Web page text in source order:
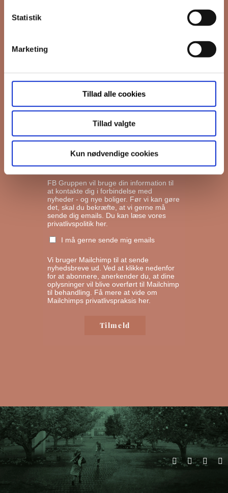
Statistik
Marketing
Tillad alle cookies
Tillad valgte
Kun nødvendige cookies
Interesseret i
Ejerboliger
Lejeboliger
Andelsboliger
Markedsføringstilladelse
FB Gruppen vil bruge din information til
at kontakte dig i forbindelse med
nyheder - og nye boliger. Før vi kan gøre
det, skal du bekræfte, at vi gerne må
sende dig emails. Du kan læse vores
privatlivspolitik her.
I må gerne sende mig emails
Vi bruger Mailchimp til at sende
nyhedsbreve ud. Ved at klikke nedenfor
for at abonnere, anerkender du, at dine
oplysninger vil blive overført til Mailchimp
til behandling. Få mere at vide om
Mailchimps privatlivspraksis her.